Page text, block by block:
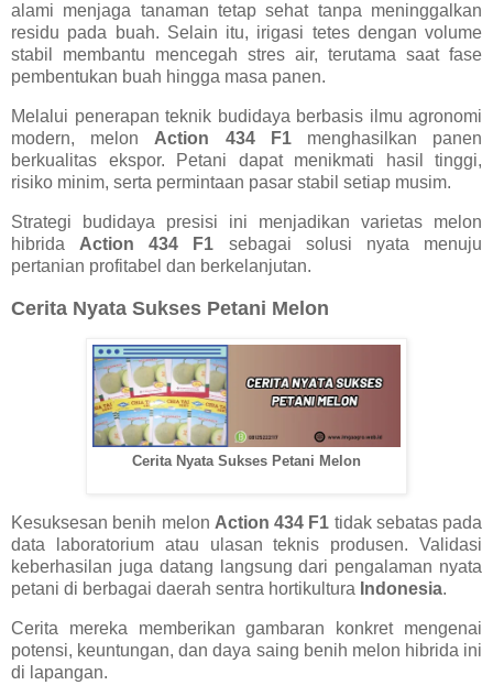
alami menjaga tanaman tetap sehat tanpa meninggalkan
residu pada buah. Selain itu, irigasi tetes dengan volume
stabil membantu mencegah stres air, terutama saat fase
pembentukan buah hingga masa panen.
Melalui penerapan teknik budidaya berbasis ilmu agronomi
modern, melon Action 434 F1menghasilkan panen
berkualitas ekspor. Petani dapat menikmati hasil tinggi,
risiko minim, serta permintaan pasar stabil setiap musim.
Strategi budidaya presisi ini menjadikan varietas melon
hibrida Action 434 F1 sebagai solusi nyata menuju
pertanian profitabel dan berkelanjutan.
Cerita Nyata Sukses Petani Melon
Cerita Nyata Sukses Petani Melon
Kesuksesan benih melon Action 434 F1 tidak sebatas pada
data laboratorium atau ulasan teknis produsen. Validasi
keberhasilan juga datang langsung dari pengalaman nyata
petani di berbagai daerah sentra hortikultura Indonesia.
Cerita mereka memberikan gambaran konkret mengenai
potensi, keuntungan, dan daya saing benih melon hibrida ini
di lapangan.